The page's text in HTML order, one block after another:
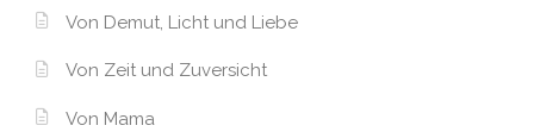
Von Demut, Licht und Liebe
Von Zeit und Zuversicht
Von Mama